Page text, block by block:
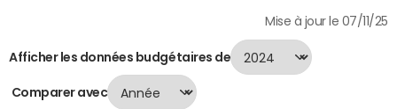
Mise à jour le 07/11/25
Afficher les données budgétaires de
Comparer avec